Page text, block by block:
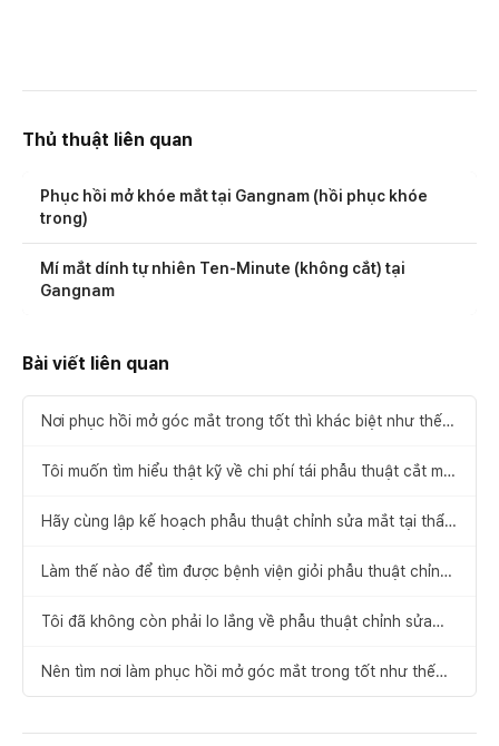
Thủ thuật liên quan
Phục hồi mở khóe mắt tại Gangnam (hồi phục khóe
trong)
Mí mắt dính tự nhiên Ten-Minute (không cắt) tại
Gangnam
Bài viết liên quan
Nơi phục hồi mở góc mắt trong tốt thì khác biệt như thế
Tôi muốn tìm hiểu thật kỹ về chi phí tái phẫu thuật cắt mí
Hãy cùng lập kế hoạch phẫu thuật chỉnh sửa mắt tại thẩm
Làm thế nào để tìm được bệnh viện giỏi phẫu thuật chỉnh
Tôi đã không còn phải lo lắng về phẫu thuật chỉnh sửa
Nên tìm nơi làm phục hồi mở góc mắt trong tốt như thế
nào?